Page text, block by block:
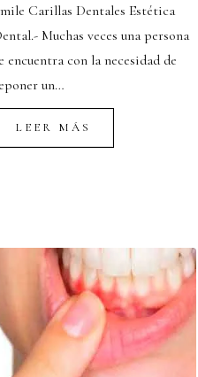
Carillas Dentales Estética
Muchas veces una persona
encuentra con la necesidad de
un…
LEER MÁS